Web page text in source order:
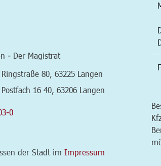
- Der Magistrat
Maps Navigation
80, 63225 Langen
Postfach 16 40, 63206 Langen
0
der Stadt im Impressum